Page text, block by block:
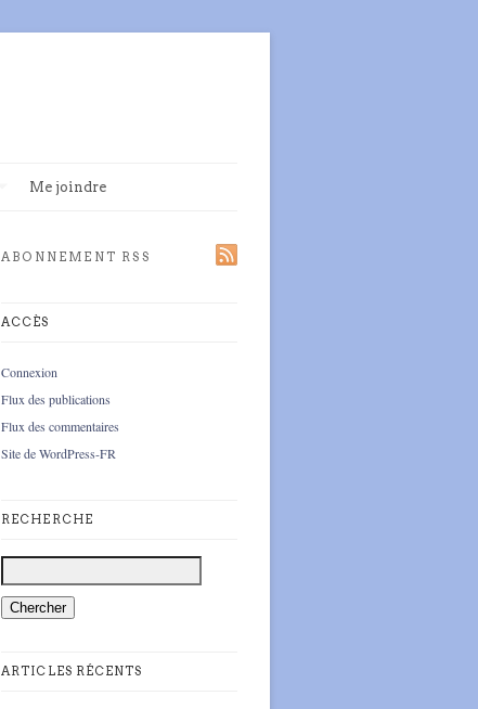
Me joindre
ABONNEMENT RSS
ACCÈS
Connexion
Flux des publications
Flux des commentaires
Site de WordPress-FR
RECHERCHE
ARTICLES RÉCENTS